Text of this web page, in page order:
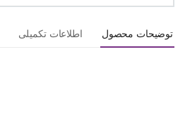
توضیحات محصول اطلاعات تکمیلی